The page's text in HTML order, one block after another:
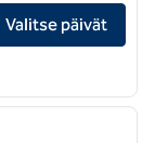
tiedot
Valitse päivät